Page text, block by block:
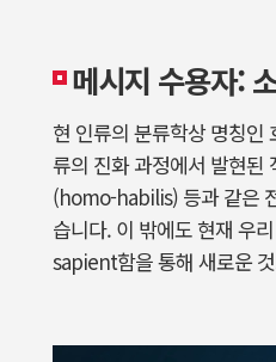
메시지 수용자:
현 인류의 분류학상 명칭인
류의 진화 과정에서 발현
(homo-habilis) 등과 같은
습니다. 이 밖에도 현재 우
sapient함을 통해 새로운